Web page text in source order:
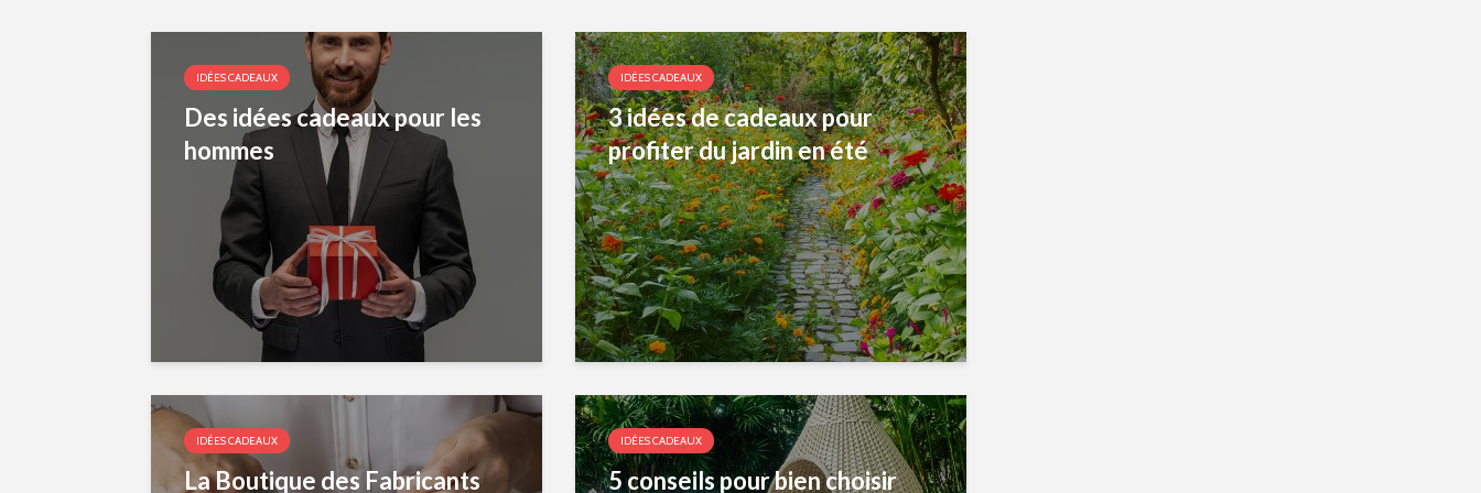
IDÉES CADEAUX
Des idées cadeaux pour les
hommes
IDÉES CADEAUX
3 idées de cadeaux pour
profiter du jardin en été
IDÉES CADEAUX
La Boutique des Fabricants
IDÉES CADEAUX
5 conseils pour bien choisir